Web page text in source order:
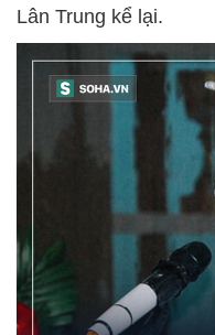
Lân Trung kể lại.